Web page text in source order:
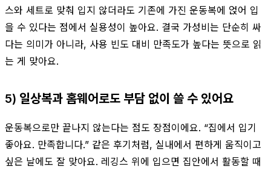
스와 세트로 맞춰 입지 않더라도 기존에 가진 운동복에 얹어 입
을 수 있다는 점에서 실용성이 높아요. 결국 가성비는 단순히 싸
다는 의미가 아니라, 사용 빈도 대비 만족도가 높다는 뜻으로 읽
는 게 맞아요.
5) 일상복과 홈웨어로도 부담 없이 쓸 수 있어요
운동복으로만 끝나지 않는다는 점도 장점이에요. “집에서 입기
좋아요. 만족합니다.” 같은 후기처럼, 실내에서 편하게 움직이고
싶은 날에도 잘 맞아요. 레깅스 위에 입으면 집안에서 활동할 때